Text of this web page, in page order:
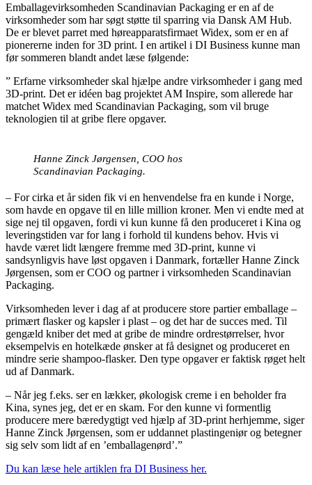
Emballagevirksomheden Scandinavian Packaging er en af de
virksomheder som har søgt støtte til sparring via Dansk AM Hub.
De er blevet parret med høreapparatsfirmaet Widex, som er en af
pionererne inden for 3D print. I en artikel i DI Business kunne man
før sommeren blandt andet læse følgende:
” Erfarne virksomheder skal hjælpe andre virksomheder i gang med
3D-print. Det er idéen bag projektet AM Inspire, som allerede har
matchet Widex med Scandinavian Packaging, som vil bruge
teknologien til at gribe flere opgaver.
Hanne Zinck Jørgensen, COO hos
Scandinavian Packaging.
– For cirka et år siden fik vi en henvendelse fra en kunde i Norge,
som havde en opgave til en lille million kroner. Men vi endte med at
sige nej til opgaven, fordi vi kun kunne få den produceret i Kina og
leveringstiden var for lang i forhold til kundens behov. Hvis vi
havde været lidt længere fremme med 3D-print, kunne vi
sandsynligvis have løst opgaven i Danmark, fortæller Hanne Zinck
Jørgensen, som er COO og partner i virksomheden Scandinavian
Packaging.
Virksomheden lever i dag af at producere store partier emballage –
primært flasker og kapsler i plast – og det har de succes med. Til
gengæld kniber det med at gribe de mindre ordrestørrelser, hvor
eksempelvis en hotelkæde ønsker at få designet og produceret en
mindre serie shampoo-flasker. Den type opgaver er faktisk røget helt
ud af Danmark.
– Når jeg f.eks. ser en lækker, økologisk creme i en beholder fra
Kina, synes jeg, det er en skam. For den kunne vi formentlig
producere mere bæredygtigt ved hjælp af 3D-print herhjemme, siger
Hanne Zinck Jørgensen, som er uddannet plastingeniør og betegner
sig selv som lidt af en ’emballagenørd’.”
Du kan læse hele artiklen fra DI Business her.